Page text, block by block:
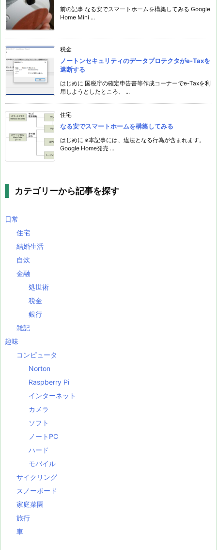
前の記事 なる安でスマートホームを構築してみる Google
Home Mini ...
税金
ノートンセキュリティのデータプロテクタがe-Taxを
遮断する
はじめに 国税庁の確定申告書等作成コーナーでe-Taxを利
用しようとしたところ、 ...
住宅
なる安でスマートホームを構築してみる
はじめに ※本記事には、違法となる行為が含まれます。
Google Home発売 ...
カテゴリーから記事を探す
日常
住宅
結婚生活
自炊
金融
処世術
税金
銀行
雑記
趣味
コンピュータ
Norton
Raspberry Pi
インターネット
カメラ
ソフト
ノートPC
ハード
モバイル
サイクリング
スノーボード
家庭菜園
旅行
車